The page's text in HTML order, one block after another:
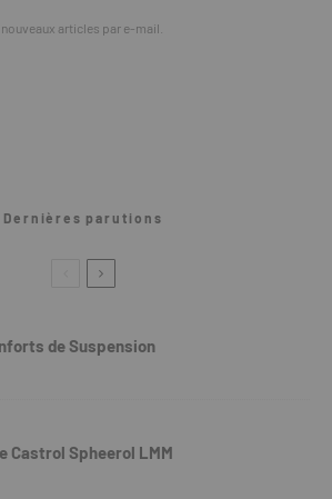
articles par e-mail.
Dernières parutions
de Suspension
Castrol Spheerol LMM